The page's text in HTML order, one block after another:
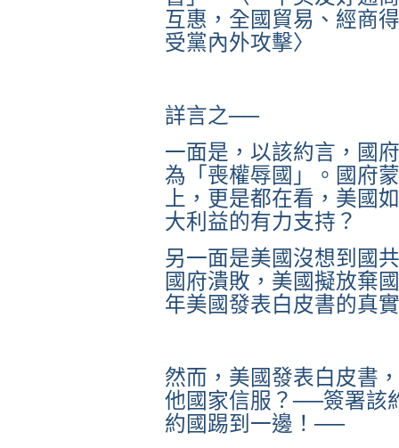
互惠，全國貿易、經商
受黨內外攻擊〉
詳言之──
一面是 ，以該約言，國
為「喪權辱國」。國府
上，更是都在看，美國
大利益的有力支持？
另一面是美國沒想到國
國府潰敗，美國擬放棄
年美國發表白皮書的真
然而，美國發表白皮書
他國家信服？──簽署該
約國踢到一邊！──